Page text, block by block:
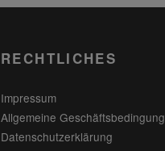
RECHTLICHES
Impressum
Allgemeine
Datenschutzerklärung